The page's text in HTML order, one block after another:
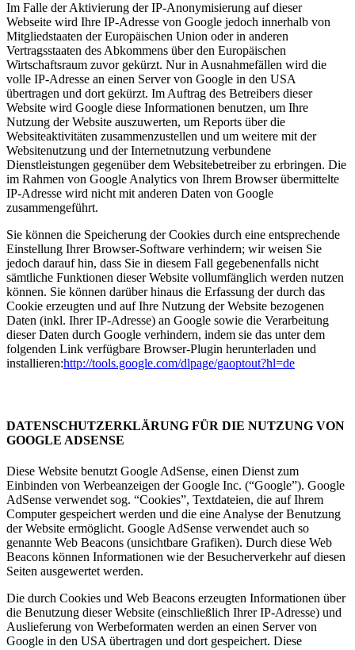
Im Falle der Aktivierung der IP-Anonymisierung auf dieser
Webseite wird Ihre IP-Adresse von Google jedoch innerhalb von
Mitgliedstaaten der Europäischen Union oder in anderen
Vertragsstaaten des Abkommens über den Europäischen
Wirtschaftsraum zuvor gekürzt. Nur in Ausnahmefällen wird die
volle IP-Adresse an einen Server von Google in den USA
übertragen und dort gekürzt. Im Auftrag des Betreibers dieser
Website wird Google diese Informationen benutzen, um Ihre
Nutzung der Website auszuwerten, um Reports über die
Websiteaktivitäten zusammenzustellen und um weitere mit der
Websitenutzung und der Internetnutzung verbundene
Dienstleistungen gegenüber dem Websitebetreiber zu erbringen. Die
im Rahmen von Google Analytics von Ihrem Browser übermittelte
IP-Adresse wird nicht mit anderen Daten von Google
zusammengeführt.
Sie können die Speicherung der Cookies durch eine entsprechende
Einstellung Ihrer Browser-Software verhindern; wir weisen Sie
jedoch darauf hin, dass Sie in diesem Fall gegebenenfalls nicht
sämtliche Funktionen dieser Website vollumfänglich werden nutzen
können. Sie können darüber hinaus die Erfassung der durch das
Cookie erzeugten und auf Ihre Nutzung der Website bezogenen
Daten (inkl. Ihrer IP-Adresse) an Google sowie die Verarbeitung
dieser Daten durch Google verhindern, indem sie das unter dem
folgenden Link verfügbare Browser-Plugin herunterladen und
installieren:http://tools.google.com/dlpage/gaoptout?hl=de
DATENSCHUTZERKLÄRUNG FÜR DIE NUTZUNG VON
GOOGLE ADSENSE
Diese Website benutzt Google AdSense, einen Dienst zum
Einbinden von Werbeanzeigen der Google Inc. (“Google”). Google
AdSense verwendet sog. “Cookies”, Textdateien, die auf Ihrem
Computer gespeichert werden und die eine Analyse der Benutzung
der Website ermöglicht. Google AdSense verwendet auch so
genannte Web Beacons (unsichtbare Grafiken). Durch diese Web
Beacons können Informationen wie der Besucherverkehr auf diesen
Seiten ausgewertet werden.
Die durch Cookies und Web Beacons erzeugten Informationen über
die Benutzung dieser Website (einschließlich Ihrer IP-Adresse) und
Auslieferung von Werbeformaten werden an einen Server von
Google in den USA übertragen und dort gespeichert. Diese